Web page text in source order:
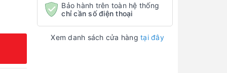
Bảo hành trên toàn hệ thống
chỉ cần số điện thoại
Xem danh sách cửa hàngtại đây